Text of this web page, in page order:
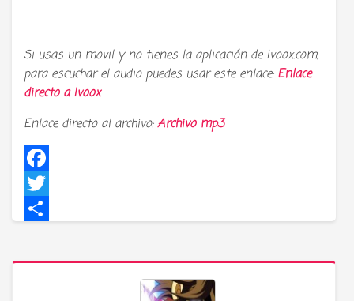
Si usas un movil y no tienes la aplicación de Ivoox.com,
para escuchar el audio puedes usar este enlace: Enlace
directo aIvoox
Enlace directo al archivo:Archivo mp3
Facebook
Twitter